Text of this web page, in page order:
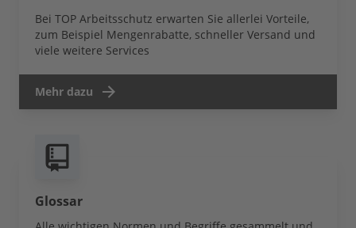
Bei TOP Arbeitsschutz erwarten Sie allerlei Vorteile,
zum Beispiel Mengenrabatte, schneller Versand und
viele weitere Services
Mehr dazu
Glossar